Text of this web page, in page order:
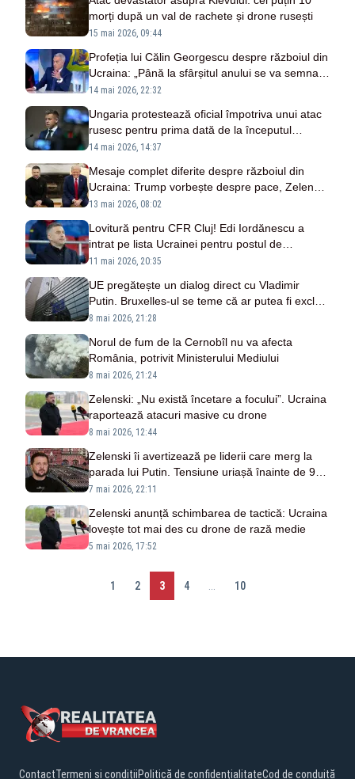
morți după un val de rachete și drone rusești
15 mai 2026, 09:44
Profeția lui Călin Georgescu despre războiul din
Ucraina: „Până la sfârșitul anului se va semna
pacea”
14 mai 2026, 22:32
Ungaria protestează oficial împotriva unui atac
rusesc pentru prima dată de la începutul
războiului
14 mai 2026, 14:37
Mesaje complet diferite despre războiul din
Ucraina: Trump vorbește despre pace, Zelenski
se teme de o nouă ofensivă rusă
13 mai 2026, 08:02
Lovitură pentru CFR Cluj! Edi Iordănescu a
intrat pe lista Ucrainei pentru postul de
selecționer
11 mai 2026, 20:35
UE pregătește un dialog direct cu Vladimir
Putin. Bruxelles-ul se teme că ar putea fi exclus
din negocierile privind Ucraina
8 mai 2026, 21:28
Norul de fum de la Cernobîl nu va afecta
România, potrivit Ministerului Mediului
8 mai 2026, 21:24
Zelenski: „Nu există încetare a focului”. Ucraina
raportează atacuri masive cu drone
8 mai 2026, 12:44
Zelenski îi avertizează pe liderii care merg la
parada lui Putin. Tensiune uriașă înainte de 9
mai
7 mai 2026, 22:11
Zelenski anunță schimbarea de tactică: Ucraina
lovește tot mai des cu drone de rază medie
5 mai 2026, 17:52
1 2 3 4 10
ContactTermeni și condițiiPolitică de confidențialitateCod de conduită